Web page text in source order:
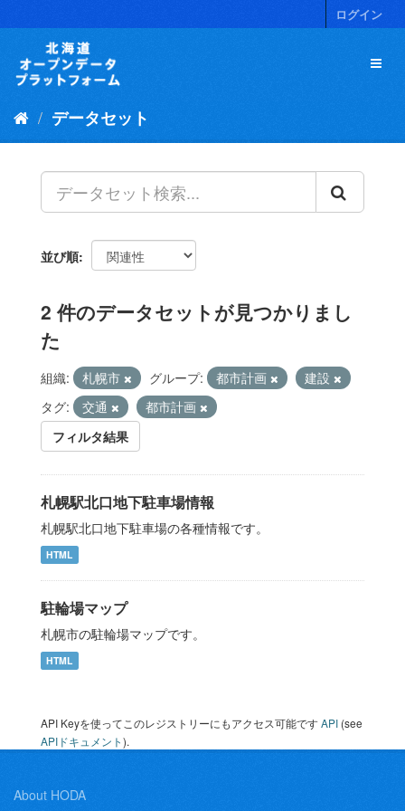
キ
ログイン
データセット
並び順
2 件のデータセットが見つかりまし
た
組織: 札幌市 グループ: 都市計画
建設
タグ:
交通
都市計画
フィルタ結果
札幌駅北口地下駐車場情報
札幌駅北口地下駐車場の各種情報です。
HTML
駐輪場マップ
札幌市の駐輪場マップです。
HTML
API Keyを使ってこのレジストリーにもアクセス可能ですAPI (see
APIドキュメント).
About HODA